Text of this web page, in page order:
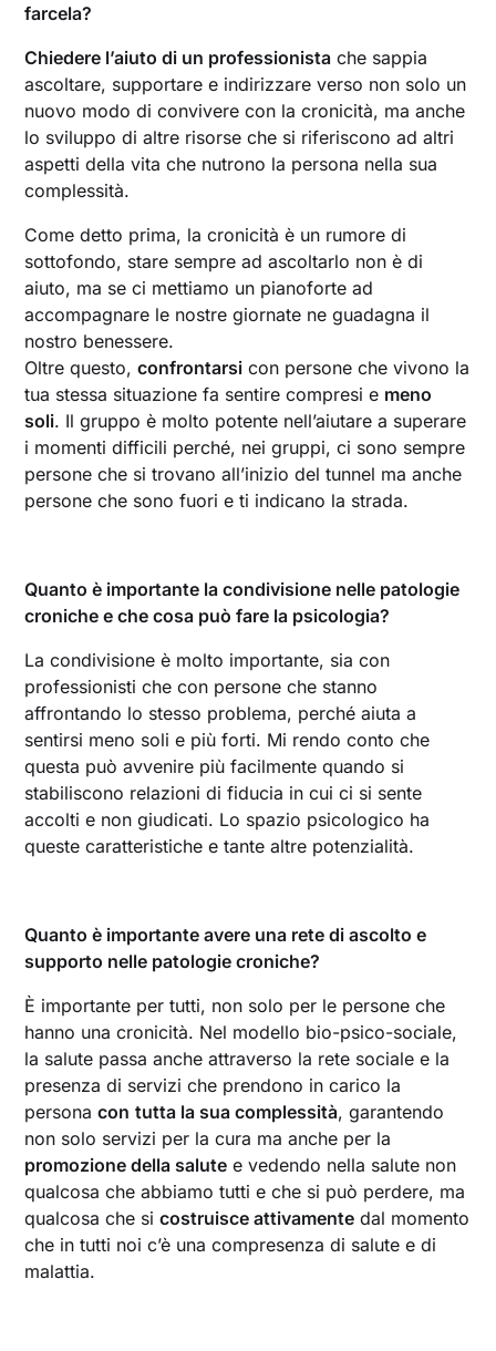
farcela?
Chiedere l’aiuto di un professionista che sappia
ascoltare, supportare e indirizzare verso non solo un
nuovo modo di convivere con la cronicità, ma anche
lo sviluppo di altre risorse che si riferiscono ad altri
aspetti della vita che nutrono la persona nella sua
complessità.
Come detto prima, la cronicità è un rumore di
sottofondo, stare sempre ad ascoltarlo non è di
aiuto, ma se ci mettiamo un pianoforte ad
accompagnare le nostre giornate ne guadagna il
nostro benessere.
Oltre questo,confrontarsi con persone che vivono la
tua stessa situazione fa sentire compresi e meno
soli. Il gruppo è molto potente nell’aiutare a superare
i momenti difficili perché, nei gruppi, ci sono sempre
persone che si trovano all’inizio del tunnel ma anche
persone che sono fuori e ti indicano la strada.
Quanto è importante la condivisione nelle patologie
croniche e che cosa può fare la psicologia?
La condivisione è molto importante, sia con
professionisti che con persone che stanno
affrontando lo stesso problema, perché aiuta a
sentirsi meno soli e più forti. Mi rendo conto che
questa può avvenire più facilmente quando si
stabiliscono relazioni di fiducia in cui ci si sente
accolti e non giudicati. Lo spazio psicologico ha
queste caratteristiche e tante altre potenzialità.
Quanto è importante avere una rete di ascolto e
supporto nelle patologie croniche?
È importante per tutti, non solo per le persone che
hanno una cronicità. Nel modello bio-psico-sociale,
la salute passa anche attraverso la rete sociale e la
presenza di servizi che prendono in carico la
personacon tutta la sua complessità, garantendo
non solo servizi per la cura ma anche per la
promozione della salute e vedendo nella salute non
qualcosa che abbiamo tutti e che si può perdere, ma
qualcosa che sicostruisce attivamente dal momento
che in tutti noi c’è una compresenza di salute e di
malattia.